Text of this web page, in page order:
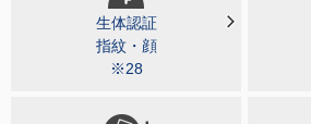
生体認証
指紋・顔
※28